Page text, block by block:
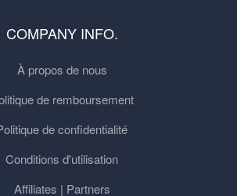
COMPANY INFO.
À propos de nous
de remboursement
de confidentialité
Conditions d'utilisation
Affiliates | Partners